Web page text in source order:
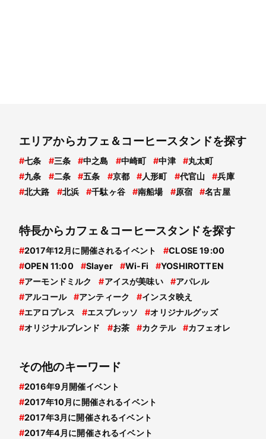
エリアからカフェ＆コーヒースタンドを探す
#七条 #三条 #中之島 #中崎町 #中津 #丸太町
#九条 #二条 #五条 #京都 #人形町 #代官山 #兵庫
#北大路 #北浜 #千駄ヶ谷 #南船場 #原宿 #名古屋
特長からカフェ＆コーヒースタンドを探す
#2017年12月に開催されるイベント #CLOSE 19:00
#OPEN 11:00 #Slayer #Wi-Fi #YOSHIROTTEN
#アーモンドミルク #アイスが美味い #アパレル
#アルコール #アンティーク #インスタ映え
#エアロプレス #エスプレッソ #オリジナルグッズ
#オリジナルブレンド #お茶 #カクテル #カフェオレ
その他のキーワード
#2016年9月開催イベント
#2017年10月に開催されるイベント
#2017年3月に開催されるイベント
#2017年4月に開催されるイベント